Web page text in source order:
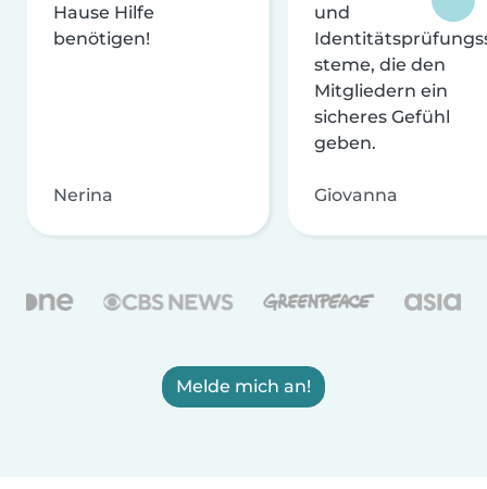
Hause Hilfe
benötigen!
Nerina
und
steme, die den
Mitgliedern ein
sicheres Gefühl
geben.
Giovanna
Melde mich an!